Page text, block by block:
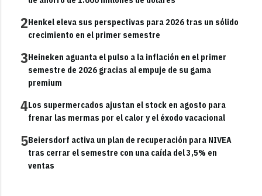
2Henkel eleva sus perspectivas para 2026 tras un sólido
crecimiento en el primer semestre
3Heineken aguanta el pulso a la inflación en el primer
semestre de 2026 gracias al empuje de su gama
premium
4Los supermercados ajustan el stock en agosto para
frenar las mermas por el calor y el éxodo vacacional
5Beiersdorf activa un plan de recuperación para NIVEA
tras cerrar el semestre con una caída del 3,5% en
ventas